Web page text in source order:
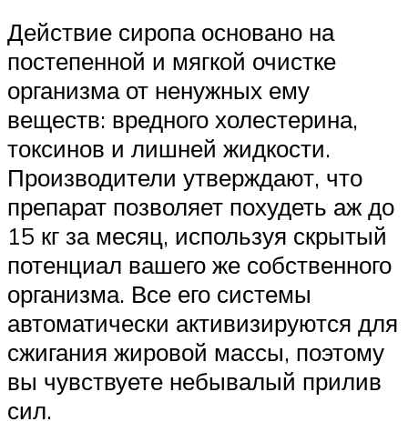
Действие сиропа основано на
постепенной и мягкой очистке
организма от ненужных ему
веществ: вредного холестерина,
токсинов и лишней жидкости.
Производители утверждают, что
препарат позволяет похудеть аж до
15 кг за месяц, используя скрытый
потенциал вашего же собственного
организма. Все его системы
автоматически активизируются для
сжигания жировой массы, поэтому
вы чувствуете небывалый прилив
сил.